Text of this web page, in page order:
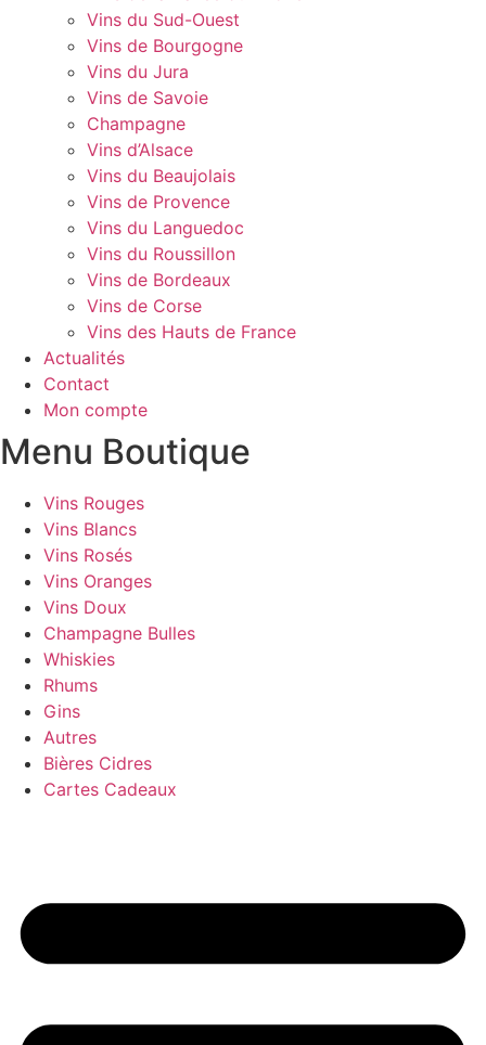
Vins du Sud-Ouest
Vins de Bourgogne
Vins du Jura
Vins de Savoie
Champagne
Vins d’Alsace
Vins du Beaujolais
Vins de Provence
Vins du Languedoc
Vins du Roussillon
Vins de Bordeaux
Vins de Corse
Vins des Hauts de France
Actualités
Contact
Mon compte
Menu Boutique
Vins Rouges
Vins Blancs
Vins Rosés
Vins Oranges
Vins Doux
Champagne Bulles
Whiskies
Rhums
Gins
Autres
Bières Cidres
Cartes Cadeaux